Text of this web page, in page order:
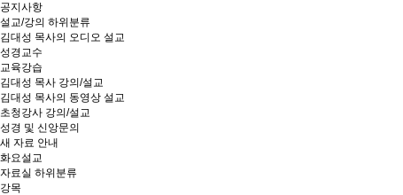
공지사항
설교/강의 하위분류
김대성 목사의 오디오 설교
성경교수
교육강습
김대성 목사 강의/설교
김대성 목사의 동영상 설교
초청강사 강의/설교
성경 및 신앙문의
새 자료 안내
화요설교
자료실 하위분류
강목